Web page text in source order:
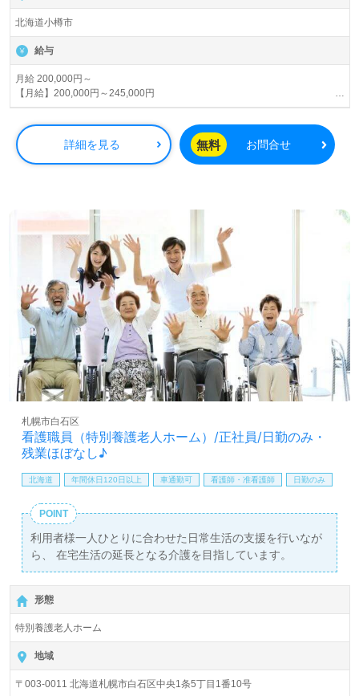
北海道小樽市
給与
月給 200,000円～
【月給】200,000円～245,000円
基本給 183,000円～220,000円
資格手当 10,000円
職務手当 7,000円～15,000円
詳細を見る 無料 お問合せ
看護職員（特別養護老人ホーム）/正社員/日勤のみ・
残業ほぼなし♪
札幌市白石区
北海道 年間休日120日以上 車通勤可 看護師・准看護師 日勤のみ
POINT
利用者様一人ひとりに合わせた日常生活の支援を行いなが
ら、 在宅生活の延長となる介護を目指しています。
形態
特別養護老人ホーム
地域
〒003-0011 北海道札幌市白石区中央1条5丁目1番10号